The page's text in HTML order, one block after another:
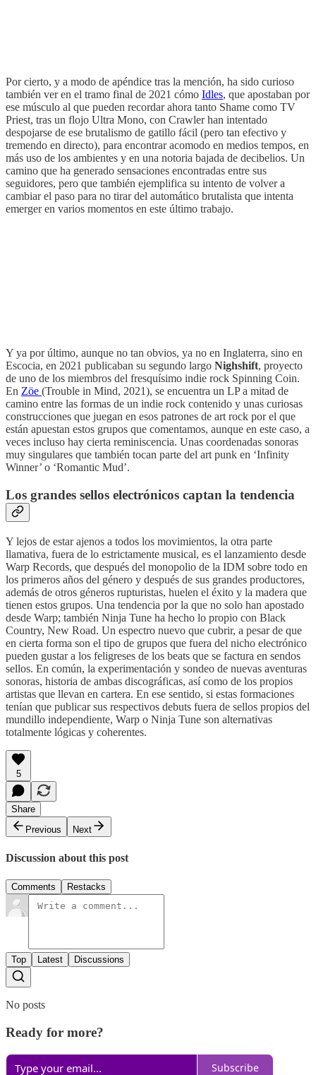
Por cierto, y a modo de apéndice tras la mención, ha sido curioso
también ver en el tramo final de 2021 cómo Idles, que apostaban por
ese músculo al que pueden recordar ahora tanto Shame como TV
Priest, tras un flojo Ultra Mono, con Crawler han intentado
despojarse de ese brutalismo de gatillo fácil (pero tan efectivo y
tremendo en directo), para encontrar acomodo en medios tempos, en
más uso de los ambientes y en una notoria bajada de decibelios. Un
camino que ha generado sensaciones encontradas entre sus
seguidores, pero que también ejemplifica su intento de volver a
cambiar el paso para no tirar del automático brutalista que intenta
emerger en varios momentos en este último trabajo.
Y ya por último, aunque no tan obvios, ya no en Inglaterra, sino en
Escocia, en 2021 publicaban su segundo largo Nighshift, proyecto
de uno de los miembros del fresquísimo indie rock Spinning Coin.
En Zöe (Trouble in Mind, 2021), se encuentra un LP a mitad de
camino entre las formas de un indie rock contenido y unas curiosas
construcciones que juegan en esos patrones de art rock por el que
están apuestan estos grupos que comentamos, aunque en este caso, a
veces incluso hay cierta reminiscencia. Unas coordenadas sonoras
muy singulares que también tocan parte del art punk en ‘Infinity
Winner’ o ‘Romantic Mud’.
Los grandes sellos electrónicos captan la tendencia
Y lejos de estar ajenos a todos los movimientos, la otra parte
llamativa, fuera de lo estrictamente musical, es el lanzamiento desde
Warp Records, que después del monopolio de la IDM sobre todo en
los primeros años del género y después de sus grandes productores,
además de otros géneros rupturistas, huelen el éxito y la madera que
tienen estos grupos. Una tendencia por la que no solo han apostado
desde Warp; también Ninja Tune ha hecho lo propio con Black
Country, New Road. Un espectro nuevo que cubrir, a pesar de que
en cierta forma son el tipo de grupos que fuera del nicho electrónico
pueden gustar a los feligreses de los beats que se factura en sendos
sellos. En común, la experimentación y sondeo de nuevas aventuras
sonoras, historia de ambas discográficas, así como de los propios
artistas que llevan en cartera. En ese sentido, si estas formaciones
tenían que publicar sus respectivos debuts fuera de sellos propios del
mundillo independiente, Warp o Ninja Tune son alternativas
totalmente lógicas y coherentes.
5
Share
Previous
Next
Discussion about this post
Comments Restacks
Top Latest Discussions
No posts
Ready for more?
Subscribe